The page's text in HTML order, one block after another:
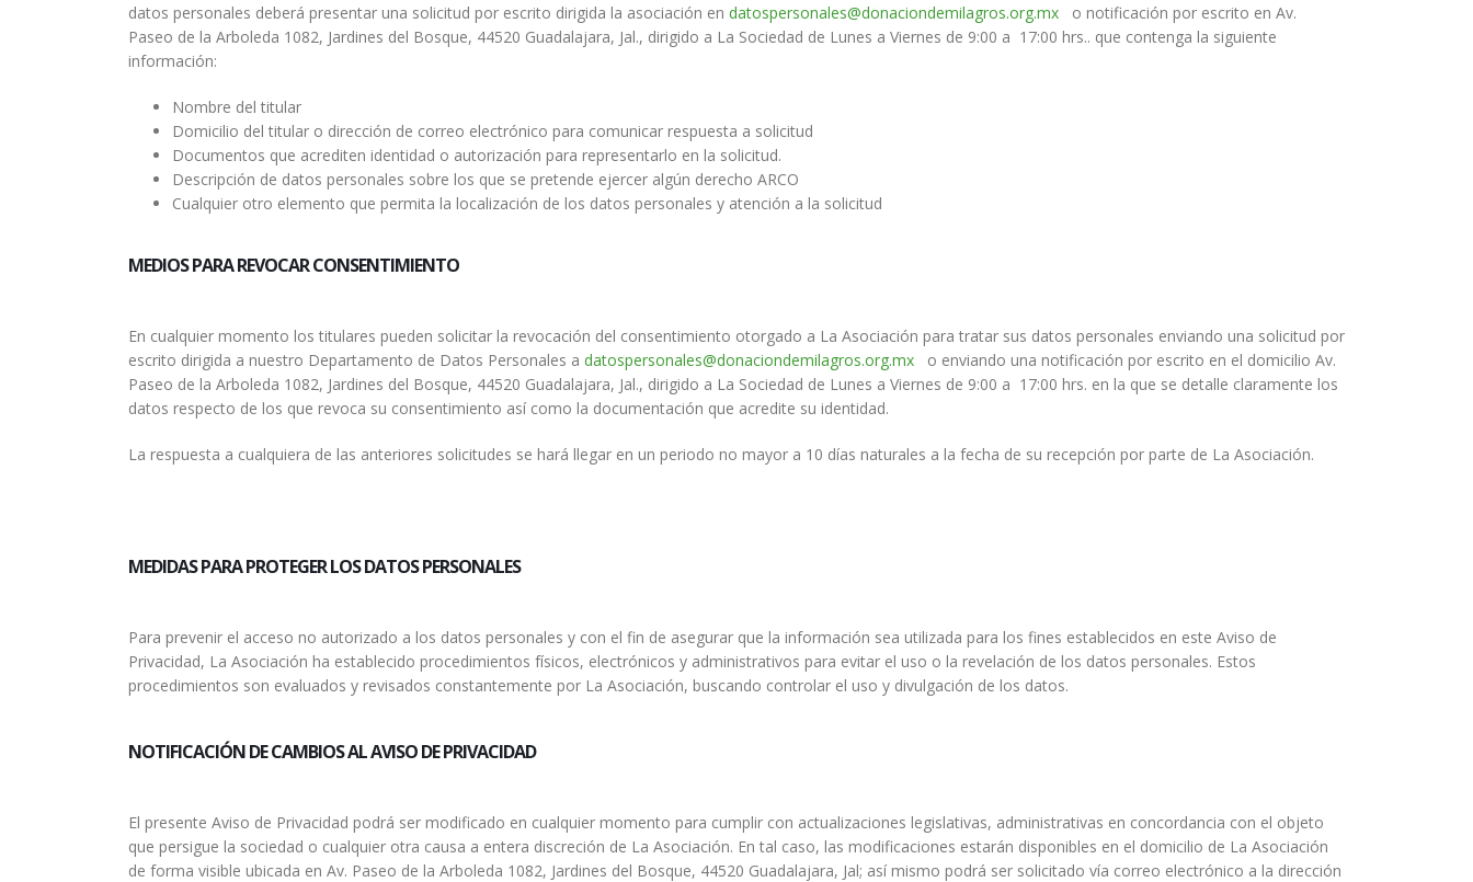
datos personales deberá presentar una solicitud por escrito dirigida la asociación en datospersonales@donaciondemilagros.org.mx o notificación por escrito en Av.
Paseo de la Arboleda 1082, Jardines del Bosque, 44520 Guadalajara, Jal., dirigido a La Sociedad de Lunes a Viernes de 9:00 a 17:00 hrs.. que contenga la siguiente
información:
Nombre del titular
Domicilio del titular o dirección de correo electrónico para comunicar respuesta a solicitud
Documentos que acrediten identidad o autorización para representarlo en la solicitud.
Descripción de datos personales sobre los que se pretende ejercer algún derecho ARCO
Cualquier otro elemento que permita la localización de los datos personales y atención a la solicitud
MEDIOS PARA REVOCAR CONSENTIMIENTO
En cualquier momento los titulares pueden solicitar la revocación del consentimiento otorgado a La Asociación para tratar sus datos personales enviando una solicitud por
escrito dirigida a nuestro Departamento de Datos Personales a datospersonales@donaciondemilagros.org.mx o enviando una notificación por escrito en el domicilio Av.
Paseo de la Arboleda 1082, Jardines del Bosque, 44520 Guadalajara, Jal., dirigido a La Sociedad de Lunes a Viernes de 9:00 a 17:00 hrs. en la que se detalle claramente los
datos respecto de los que revoca su consentimiento así como la documentación que acredite su identidad.
La respuesta a cualquiera de las anteriores solicitudes se hará llegar en un periodo no mayor a 10 días naturales a la fecha de su recepción por parte de La Asociación.
MEDIDAS PARA PROTEGER LOS DATOS PERSONALES
Para prevenir el acceso no autorizado a los datos personales y con el fin de asegurar que la información sea utilizada para los fines establecidos en este Aviso de
Privacidad, La Asociación ha establecido procedimientos físicos, electrónicos y administrativos para evitar el uso o la revelación de los datos personales. Estos
procedimientos son evaluados y revisados constantemente por La Asociación, buscando controlar el uso y divulgación de los datos.
NOTIFICACIÓN DE CAMBIOS AL AVISO DE PRIVACIDAD
El presente Aviso de Privacidad podrá ser modificado en cualquier momento para cumplir con actualizaciones legislativas, administrativas en concordancia con el objeto
que persigue la sociedad o cualquier otra causa a entera discreción de La Asociación. En tal caso, las modificaciones estarán disponibles en el domicilio de La Asociación
de forma visible ubicada en Av. Paseo de la Arboleda 1082, Jardines del Bosque, 44520 Guadalajara, Jal; así mismo podrá ser solicitado vía correo electrónico a la dirección